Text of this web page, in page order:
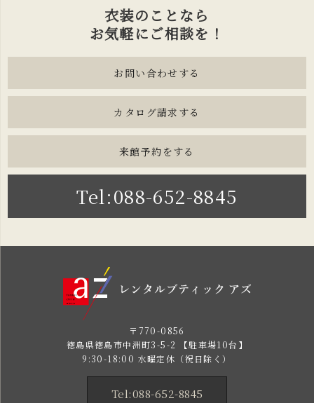
衣装のことなら
お気軽にご相談を！
お問い合わせする
カタログ請求する
来館予約をする
Tel:088-652-8845
〒770-0856
徳島県徳島市中洲町3-5-2 【駐車場10台】
9:30-18:00 水曜定休（祝日除く）
Tel:088-652-8845